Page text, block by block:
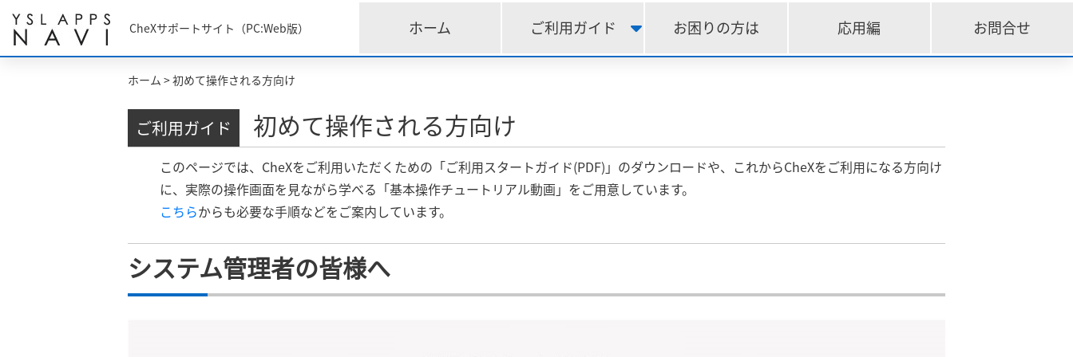
CheXサポートサイト（PC:Web版） ホーム ご利用ガイド お困りの方は 応用編 お問合せ
ホーム >初めて操作される方向け
ご利用ガイド 初めて操作される方向け
このページでは、CheXをご利用いただくための「ご利用スタートガイド(PDF)」のダウンロードや、これからCheXをご利用になる方向け
に、実際の操作画面を見ながら学べる「基本操作チュートリアル動画」をご用意しています。
こちらからも必要な手順などをご案内しています。
システム管理者の皆様へ